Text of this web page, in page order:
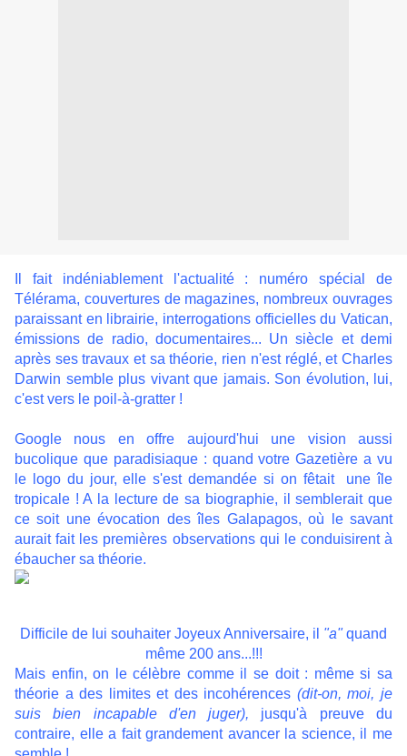
Il fait indéniablement l'actualité : numéro spécial de
Télérama, couvertures de magazines, nombreux ouvrages
paraissant en librairie, interrogations officielles du Vatican,
émissions de radio, documentaires... Un siècle et demi
après ses travaux et sa théorie, rien n'est réglé, et Charles
Darwin semble plus vivant que jamais. Son évolution, lui,
c'est vers le poil-à-gratter !
Google nous en offre aujourd'hui une vision aussi
bucolique que paradisiaque : quand votre Gazetière a vu
le logo du jour, elle s'est demandée si on fêtait une île
tropicale ! A la lecture de sa biographie, il semblerait que
ce soit une évocation des îles Galapagos, où le savant
aurait fait les premières observations qui le conduisirent à
ébaucher sa théorie.
Difficile de lui souhaiter Joyeux Anniversaire, il "a"quand
même 200 ans...!!!
Mais enfin, on le célèbre comme il se doit : même si sa
théorie a des limites et des incohérences (dit-on, moi, je
suis bien incapable d'en juger), jusqu'à preuve du
contraire, elle a fait grandement avancer la science, il me